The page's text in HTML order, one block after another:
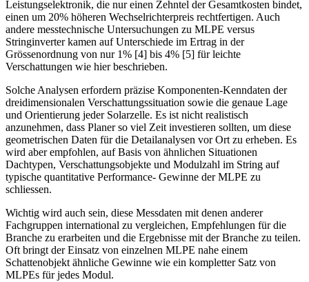
Leistungselektronik, die nur einen Zehntel der Gesamtkosten bindet,
einen um 20% höheren Wechselrichterpreis rechtfertigen. Auch
andere messtechnische Untersuchungen zu MLPE versus
Stringinverter kamen auf Unterschiede im Ertrag in der
Grössenordnung von nur 1% [4] bis 4% [5] für leichte
Verschattungen wie hier beschrieben.
Solche Analysen erfordern präzise Komponenten-Kenndaten der
dreidimensionalen Verschattungssituation sowie die genaue Lage
und Orientierung jeder Solarzelle. Es ist nicht realistisch
anzunehmen, dass Planer so viel Zeit investieren sollten, um diese
geometrischen Daten für die Detailanalysen vor Ort zu erheben. Es
wird aber empfohlen, auf Basis von ähnlichen Situationen
Dachtypen, Verschattungsobjekte und Modulzahl im String auf
typische quantitative Performance- Gewinne der MLPE zu
schliessen.
Wichtig wird auch sein, diese Messdaten mit denen anderer
Fachgruppen international zu vergleichen, Empfehlungen für die
Branche zu erarbeiten und die Ergebnisse mit der Branche zu teilen.
Oft bringt der Einsatz von einzelnen MLPE nahe einem
Schattenobjekt ähnliche Gewinne wie ein kompletter Satz von
MLPEs für jedes Modul.